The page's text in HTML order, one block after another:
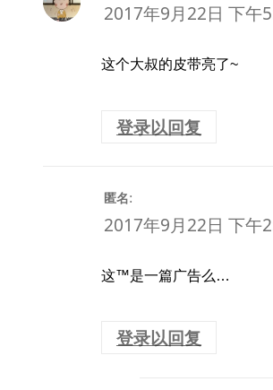
2017年9月22日 下午
这个大叔的皮带亮了~
登录以回复
匿名:
2017年9月22日 下午
这™是一篇广告么…
登录以回复